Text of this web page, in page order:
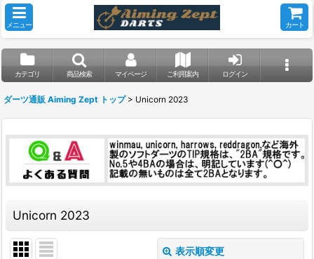
メニュー カート
カテゴリ 商品検索 マイページ ご利用案内 ログイン
ダーツ通販 Aiming Zept トップ > Unicorn 2023
Unicorn 2023
表示順変更